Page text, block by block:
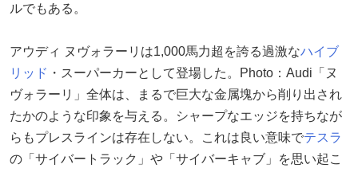
ルでもある。
アウディ ヌヴォラーリは1,000馬力超を誇る過激なハイブ
リッド ・スーパーカーとして登場した。Photo：Audi「ヌ
ヴォラーリ」全体は、まるで巨大な金属塊から削り出され
たかのような印象を与える。シャープなエッジを持ちなが
らもプレスラインは存在しない。これは良い意味でテスラ
の「サイバートラック」や「サイバーキャブ」を思い起こ